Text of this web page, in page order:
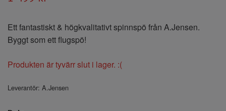
Ett fantastiskt & högkvalitativt spinnspö från A.Jensen.
Byggt som ett flugspö!
Produkten är tyvärr slut i lager. :(
Leverantör: A.Jensen